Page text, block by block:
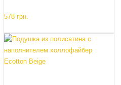
578 грн.